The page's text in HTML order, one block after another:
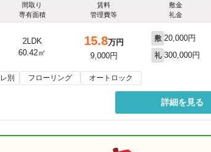
間取り
専有面積
賃料
管理費等
敷金
礼金
2LDK
60.42㎡
15.8万円
9,000円
敷 20,000円
礼 300,000円
別 フローリング オートロック
詳細を見る